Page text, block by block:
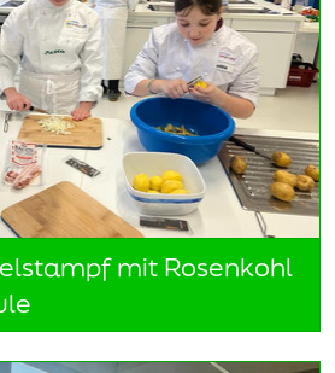
mit Rosenkohl